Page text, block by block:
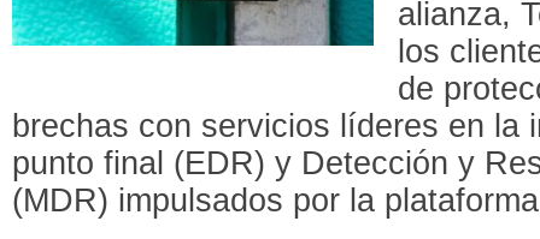
alianza,
los
de
brechas con servicios líderes en la
punto final (EDR) y Detección y
(MDR) impulsados por la